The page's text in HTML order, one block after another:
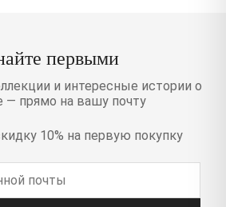
первыми
и интересные истории о
— прямо на вашу почту
10% на первую покупку